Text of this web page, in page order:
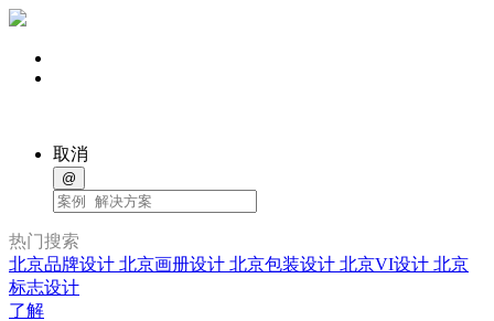
取消
@
热门搜索
北京品牌设计 北京画册设计 北京包装设计 北京VI设计 北京
标志设计
了解